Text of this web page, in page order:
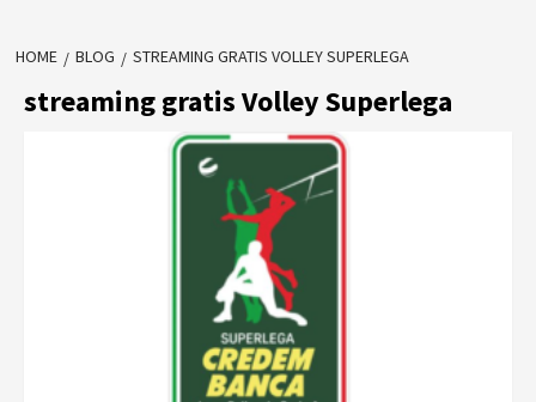
HOME BLOG STREAMING GRATIS VOLLEY SUPERLEGA
streaming gratis Volley Superlega